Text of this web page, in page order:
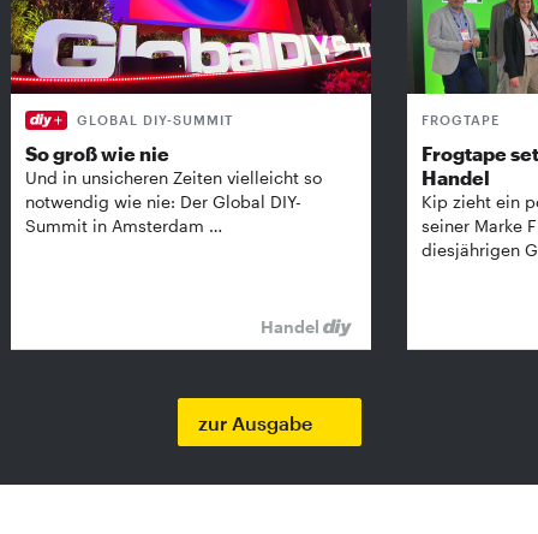
GLOBAL DIY-SUMMIT
So groß wie nie
Und in unsicheren Zeiten vielleicht so
notwendig wie nie: Der Global DIY-
Summit in Amsterdam …
Handel
FROGTAPE
Frogtape
Handel
Kip zieht ein
seiner Marke
diesjährigen
zur Ausgabe